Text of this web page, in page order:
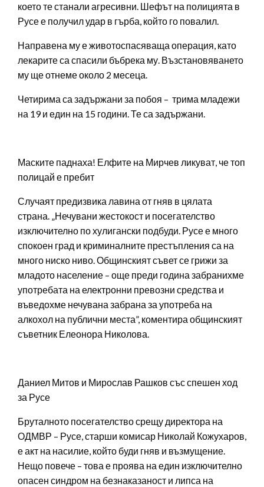
което те станали агресивни. Шефът на полицията в
Русе е получил удар в гърба, който го повалил.
Направена му е животоспасяваща операция, като
лекарите са спасили бъбрека му. Възстановяването
му ще отнеме около 2 месеца.
Четирима са задържани за побоя – трима младежи
на 19 и един на 15 години. Те са задържани.
Маските паднаха! Елфите на Мирчев ликуват, че топ
полицай е пребит
Случаят предизвика лавина от гняв в цялата
страна. „Нечувани жестокост и посегателство
изключително по хулигански подбуди. Русе е много
спокоен град и криминалните престъпления са на
много ниско ниво. Общинският съвет се грижи за
младото население – още преди година забранихме
употребата на електронни превозни средства и
въведохме нечувана забрана за употреба на
алкохол на публични места”, коментира общинският
съветник Елеонора Николова.
Даниел Митов и Мирослав Рашков със спешен ход
за Русе
Бруталното посегателство срещу директора на
ОДМВР – Русе, старши комисар Николай Кожухаров,
е акт на насилие, който буди гняв и възмущение.
Нещо повече – това е проява на един изключително
опасен синдром на безнаказаност и липса на